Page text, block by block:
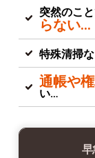
突然のこ
らない…
特殊清掃
通帳や
い…
早